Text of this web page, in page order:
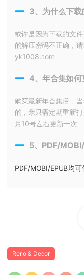
3、为什么下载
或许是因为下载的文
的解压密码不正确，
yk1008.com
4、年合集如何
购买最新年合集后，
的，亲只需定期重新
月10号左右更新一次
5、PDF/
PDF/MOBI/EPUB均可
Reno & Decor